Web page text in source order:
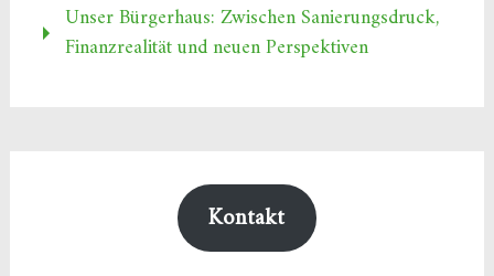
Unser Bürgerhaus: Zwischen Sanierungsdruck,
Finanzrealität und neuen Perspektiven
Kontakt